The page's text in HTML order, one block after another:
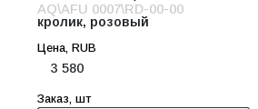
AQ\AFU 0007\RD-00-00
кролик, розовый
3 580